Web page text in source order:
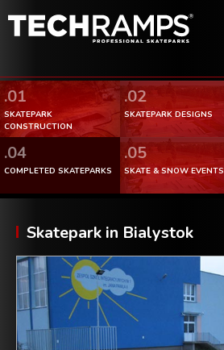
.01
SKATEPARK
CONSTRUCTION
.02
SKATEPARK DESIGNS
.04
COMPLETED SKATEPARKS
.05
SKATE & SNOW EVENTS
Skatepark in Bialystok